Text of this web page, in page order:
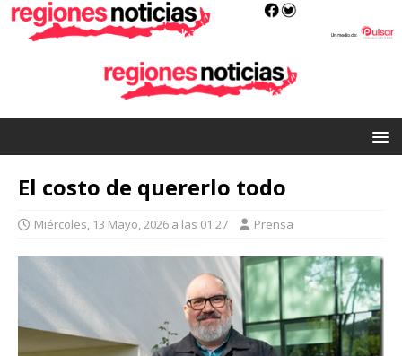
El costo de quererlo todo
Miércoles, 13 Mayo, 2026 a las 01:27 Prensa